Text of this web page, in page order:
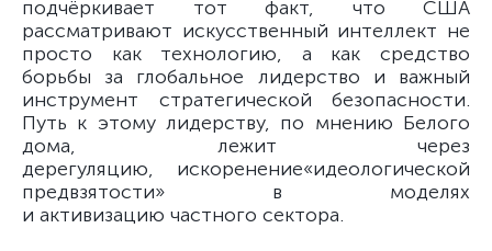
подчёркивает тот факт, что США
рассматривают искусственный интеллект не
просто как технологию, а как средство
борьбы за глобальное лидерство и важный
инструмент стратегической безопасности.
Путь к этому лидерству, по мнению Белого
дома, лежит через
дерегуляцию, искоренение«идеологической
предвзятости» в моделях
и активизацию частного сектора.